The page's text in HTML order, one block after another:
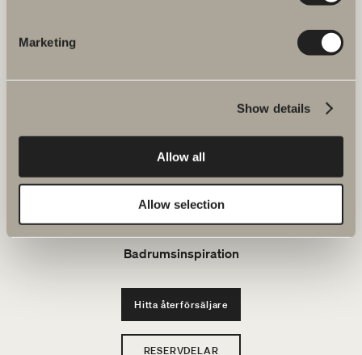
Marketing
Show details
Allow all
Allow selection
Serier
Ritverktyg
Badrumsinspiration
Hitta återförsäljare
RESERVDELAR